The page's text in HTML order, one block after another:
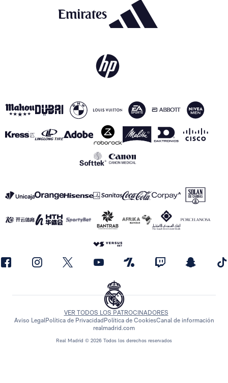
Real Madrid © 2026 Todos los derechos reservados
VER TODOS LOS PATROCINADORES
Aviso LegalPolítica de Privacidad Política de CookiesCanal de información
realmadrid.com